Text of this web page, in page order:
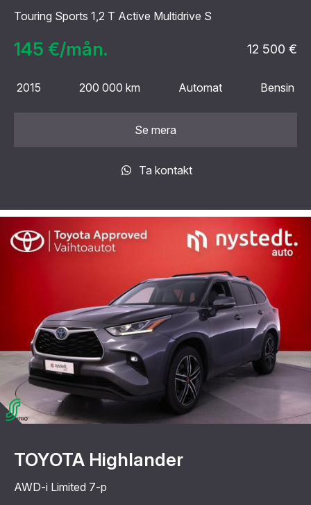
Touring Sports 1,2 T Active Multidrive S
145 €/mån. 12 500 €
2015 200 000 km Automat Bensin
Se mera
Ta kontakt
TOYOTA Highlander
AWD-i Limited 7-p